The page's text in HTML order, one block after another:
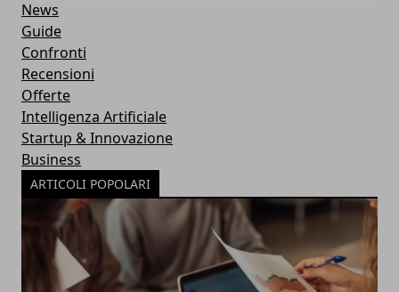
News
Guide
Confronti
Recensioni
Offerte
Intelligenza Artificiale
Startup & Innovazione
Business
ARTICOLI POPOLARI